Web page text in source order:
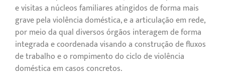
e visitas a núcleos familiares atingidos de forma mais
grave pela violência doméstica, e a articulação em rede,
por meio da qual diversos órgãos interagem de forma
integrada e coordenada visando a construção de fluxos
de trabalho e o rompimento do ciclo de violência
doméstica em casos concretos.